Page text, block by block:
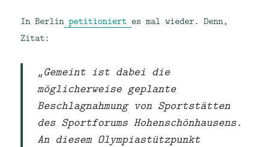
In Berlin petitioniert es mal wieder. Denn,
Zitat:
„Gemeint ist dabei die
möglicherweise geplante
Beschlagnahmung von Sportstätten
des Sportforums Hohenschönhausens.
An diesem Olympiastützpunkt